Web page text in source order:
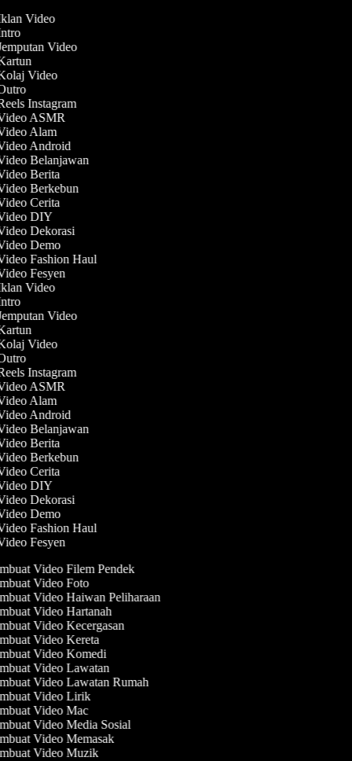
Video
Video
Video
Instagram
ASMR
Alam
Android
Belanjawan
Berita
Berkebun
Cerita
Video DIY
Dekorasi
Demo
Fashion Haul
Fesyen
Video
Video
Video
Instagram
ASMR
Alam
Android
Belanjawan
Berita
Berkebun
Cerita
Video DIY
Dekorasi
Demo
Fashion Haul
Fesyen
Video Filem Pendek
Video Foto
Video Haiwan Peliharaan
Video Hartanah
Video Kecergasan
Video Kereta
Video Komedi
Video Lawatan
Video Lawatan Rumah
Video Lirik
Video Mac
Video Media Sosial
Video Memasak
Video Muzik